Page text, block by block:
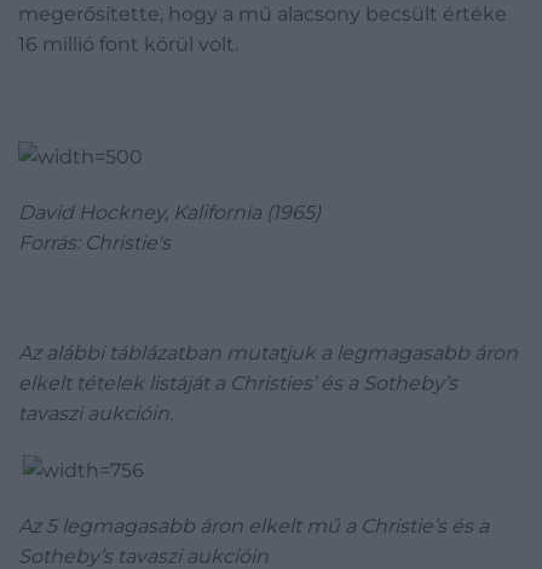
megerősítette, hogy a mű alacsony becsült értéke
16 millió font körül volt.
David Hockney, Kalifornia (1965)
Forrás: Christie's
Az alábbi táblázatban mutatjuk a legmagasabb áron
elkelt tételek listáját a Christies’ és a Sotheby’s
tavaszi aukcióin.
Az 5 legmagasabb áron elkelt mű a Christie’s és a
Sotheby’s tavaszi aukcióin